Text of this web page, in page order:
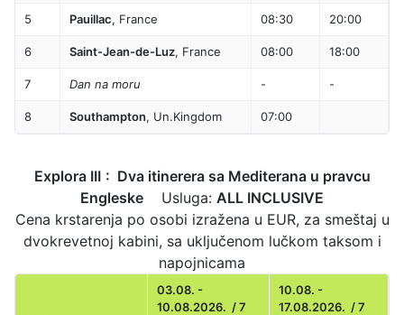
5 Pauillac, France 08:30 20:00
6 Saint-Jean-de-Luz, France 08:00 18:00
7 Dan na moru - -
8 Southampton, Un.Kingdom 07:00
Explora III : Dva itinerera sa Mediterana u pravcu
Engleske Usluga: ALL INCLUSIVE
Cena krstarenja po osobi izražena u EUR, za smeštaj u
dvokrevetnoj kabini, sa uključenom lučkom taksom i
napojnicama
03.08. -
10.08.2026. / 7
10.08. -
17.08.2026. / 7